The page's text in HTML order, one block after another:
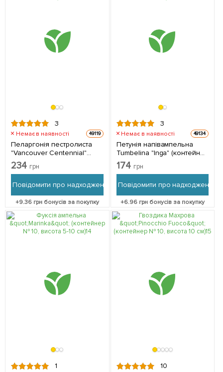
3
Немає в наявності 49119
Пеларгонія пестролиста
"Vancouver Centennial"
(контейнер № 10, висота
10-20 см) 1 саджанець в
234 грн
Повідомити про надходження
+9.36 грн бонусів за покупку
3
Немає в наявності 49134
Петунія напівампельна
Tumbelina "Inga" (контейнер
№10, висота 10-15см) 1
саджанець в упаковці
174 грн
Повідомити про надходження
+6.96 грн бонусів за покупку
1 10